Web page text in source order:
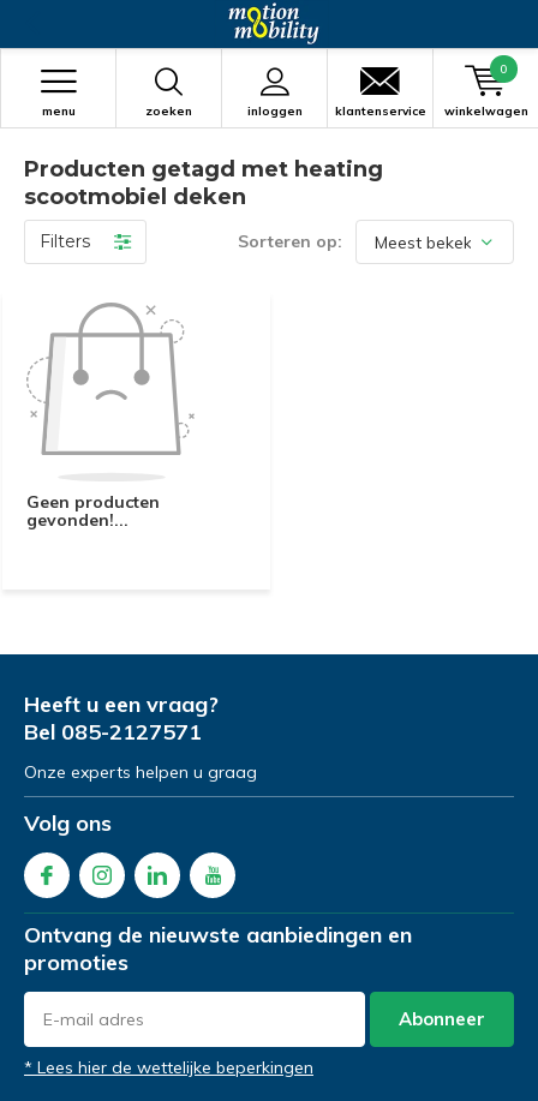
zoeken inloggen
menu klantenservice winkelwagen
0
Producten getagd met heating
scootmobiel deken
Filters Sorteren op:
Geen producten
gevonden!...
Heeft u een vraag?
Bel 085-2127571
Onze experts helpen u graag
Volg ons
Ontvang de nieuwste aanbiedingen en
promoties
Abonneer
* Lees hier de wettelijke beperkingen